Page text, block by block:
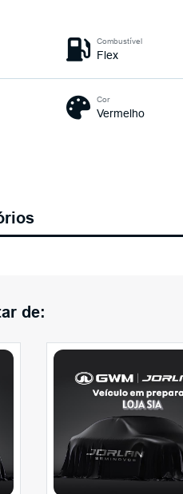
Combustível
Flex
Cor
Vermelho
de: